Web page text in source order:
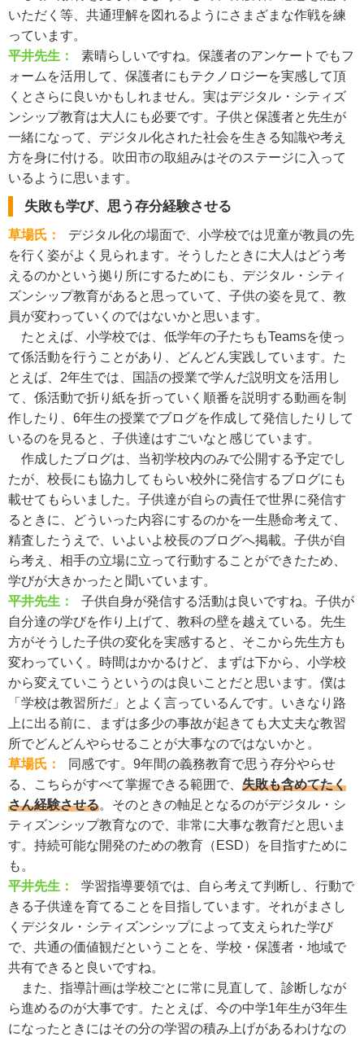
いただく等、共通理解を図れるようにさまざまな作戦を練
っています。
平井先生：
素晴らしいですね。保護者のアンケートでもフ
ォームを活用して、保護者にもテクノロジーを実感して頂
くとさらに良いかもしれません。実はデジタル・シティズ
ンシップ教育は大人にも必要です。子供と保護者と先生が
一緒になって、デジタル化された社会を生きる知識や考え
方を身に付ける。吹田市の取組みはそのステージに入って
いるように思います。
失敗も学び、思う存分経験させる
草場氏：
デジタル化の場面で、小学校では児童が教員の先
を行く姿がよく見られます。そうしたときに大人はどう考
えるのかという拠り所にするためにも、デジタル・シティ
ズンシップ教育があると思っていて、子供の姿を見て、教
員が変わっていくのではないかと思います。
たとえば、小学校では、低学年の子たちもTeamsを使っ
て係活動を行うことがあり、どんどん実践しています。た
とえば、2年生では、国語の授業で学んだ説明文を活用し
て、係活動で折り紙を折っていく順番を説明する動画を制
作したり、6年生の授業でブログを作成して発信したりして
いるのを見ると、子供達はすごいなと感じています。
作成したブログは、当初学校内のみで公開する予定でし
たが、校長にも協力してもらい校外に発信するブログにも
載せてもらいました。子供達が自らの責任で世界に発信す
るときに、どういった内容にするのかを一生懸命考えて、
精査したうえで、いよいよ校長のブログへ掲載。子供が自
ら考え、相手の立場に立って行動することができたため、
学びが大きかったと聞いています。
平井先生：
子供自身が発信する活動は良いですね。子供が
自分達の学びを作り上げて、教科の壁を越えている。先生
方がそうした子供の変化を実感すると、そこから先生方も
変わっていく。時間はかかるけど、まずは下から、小学校
から変えていこうというのは良いことだと思います。僕は
「学校は教習所だ」とよく言っているんです。いきなり路
上に出る前に、まずは多少の事故が起きても大丈夫な教習
所でどんどんやらせることが大事なのではないかと。
草場氏：
同感です。9年間の義務教育で思う存分やらせ
る、こちらがすべて掌握できる範囲で、 失敗も含めてたく
さん経験させる。そのときの軸足となるのがデジタル・シ
ティズンシップ教育なので、非常に大事な教育だと思いま
す。持続可能な開発のための教育（ESD）を目指すために
も。
平井先生：
学習指導要領では、自ら考えて判断し、行動で
きる子供達を育てることを目指しています。それがまさし
くデジタル・シティズンシップによって支えられた学び
で、共通の価値観だということを、学校・保護者・地域で
共有できると良いですね。
また、指導計画は学校ごとに常に見直して、診断しなが
ら進めるのが大事です。たとえば、今の中学1年生が3年生
になったときにはその分の学習の積み上げがあるわけなの